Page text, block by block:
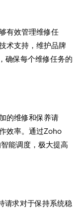
有效管理维修任
术支持，维护品牌
确保每个维修任务的
的维修和保养请
效率。通过Zoho
能调度，极大提高
请求对于保持系统稳